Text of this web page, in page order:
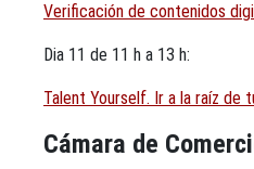
Verificación de contenidos
Dia 11 de 11 h a 13 h:
Talent Yourself. Ir a la raíz de
Cámara de